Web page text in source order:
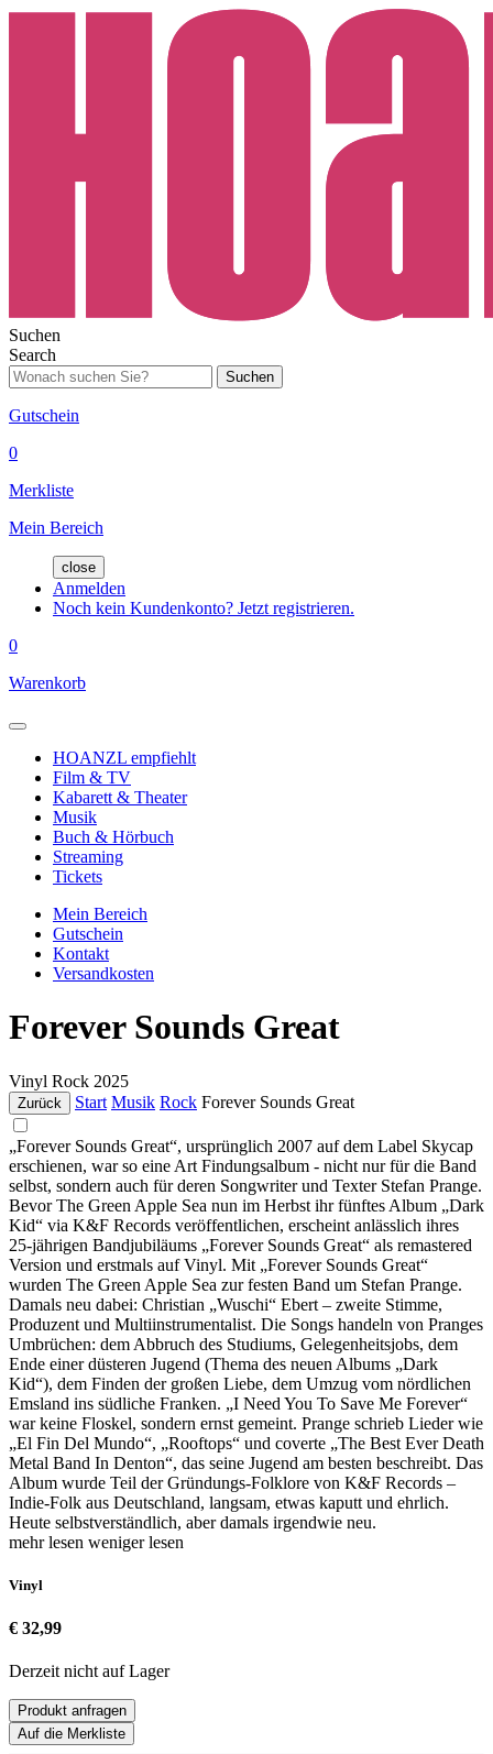
Suchen
Search
Suchen
Gutschein
0
Merkliste
Mein Bereich
close
Anmelden
Noch kein Kundenkonto? Jetzt registrieren.
0
Warenkorb
HOANZL empfiehlt
Film & TV
Kabarett & Theater
Musik
Buch & Hörbuch
Streaming
Tickets
Mein Bereich
Gutschein
Kontakt
Versandkosten
Forever Sounds Great
Vinyl Rock 2025
Zurück Start Musik Rock Forever Sounds Great
„Forever Sounds Great“, ursprünglich 2007 auf dem Label Skycap
erschienen, war so eine Art Findungsalbum - nicht nur für die Band
selbst, sondern auch für deren Songwriter und Texter Stefan Prange.
Bevor The Green Apple Sea nun im Herbst ihr fünftes Album „Dark
Kid“ via K&F Records veröffentlichen, erscheint anlässlich ihres
25-jährigen Bandjubiläums „Forever Sounds Great“ als remastered
Version und erstmals auf Vinyl. Mit „Forever Sounds Great“
wurden The Green Apple Sea zur festen Band um Stefan Prange.
Damals neu dabei: Christian „Wuschi“ Ebert – zweite Stimme,
Produzent und Multiinstrumentalist. Die Songs handeln von Pranges
Umbrüchen: dem Abbruch des Studiums, Gelegenheitsjobs, dem
Ende einer düsteren Jugend (Thema des neuen Albums „Dark
Kid“), dem Finden der großen Liebe, dem Umzug vom nördlichen
Emsland ins südliche Franken. „I Need You To Save Me Forever“
war keine Floskel, sondern ernst gemeint. Prange schrieb Lieder wie
„El Fin Del Mundo“, „Rooftops“ und coverte „The Best Ever Death
Metal Band In Denton“, das seine Jugend am besten beschreibt. Das
Album wurde Teil der Gründungs-Folklore von K&F Records –
Indie-Folk aus Deutschland, langsam, etwas kaputt und ehrlich.
Heute selbstverständlich, aber damals irgendwie neu.
mehr lesen weniger lesen
Vinyl
€ 32,99
Derzeit nicht auf Lager
Produkt anfragen
Auf die Merkliste